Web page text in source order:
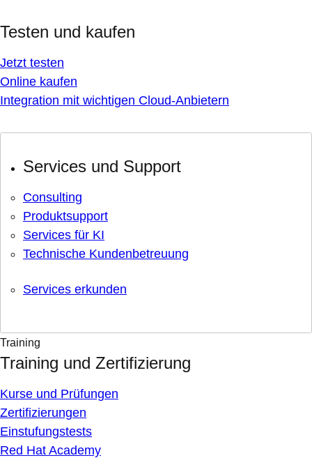
Testen und kaufen
Jetzt testen
Online kaufen
Integration mit wichtigen Cloud-Anbietern
Services und Support
Consulting
Produktsupport
Services für KI
Technische Kundenbetreuung
Services erkunden
Training
Training und Zertifizierung
Kurse und Prüfungen
Zertifizierungen
Einstufungstests
Red Hat Academy